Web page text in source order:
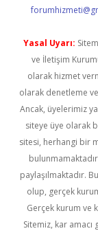
Yasal Uyarı:
ve İletişim
olarak hizmet
olarak denetleme
Ancak, üyelerimiz
siteye üye olarak
sitesi, herhangi bir
paylaşılmaktadır.
olup, gerçek
Gerçek kurum ve
Sitemiz, kar